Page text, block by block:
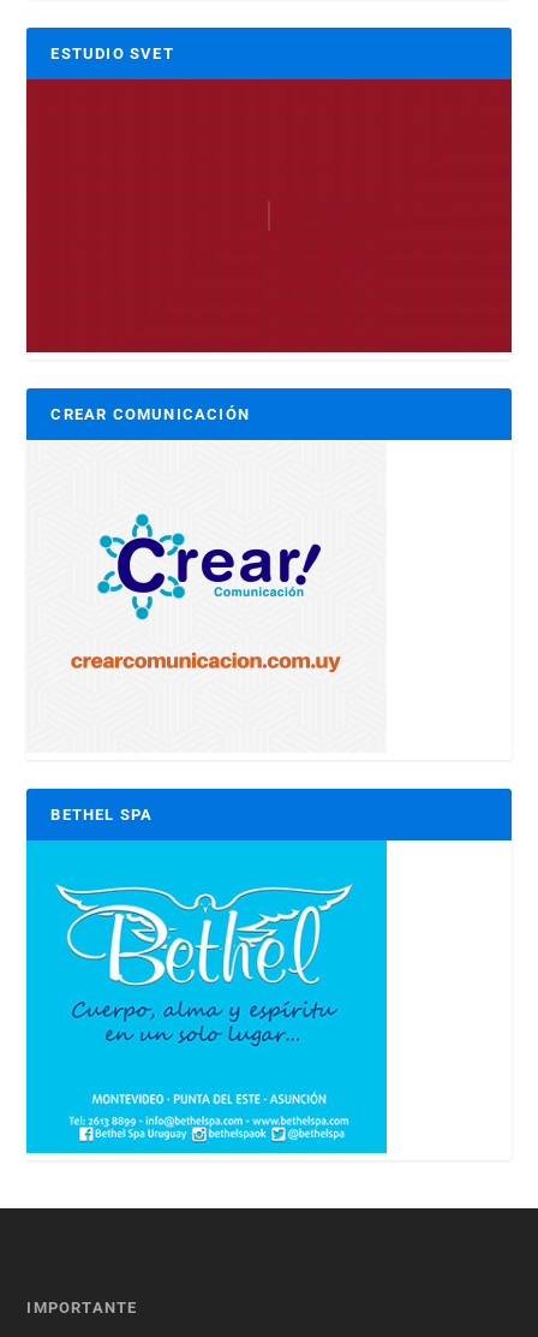
ESTUDIO SVET
CREAR COMUNICACIÓN
BETHEL SPA
IMPORTANTE